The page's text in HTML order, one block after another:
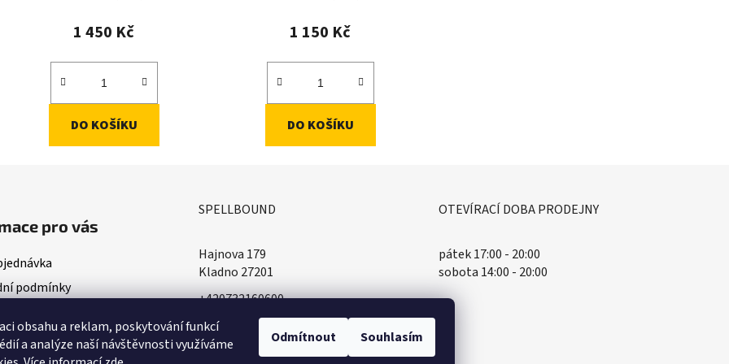
obsahu a reklam, poskytování funkcí
a analýze naší návštěvnosti využíváme
Odmítnout Souhlasím
1 450 Kč
DO KOŠÍKU
1 150 Kč
DO KOŠÍKU
pro vás
podmínky
ochrany osobních údajů
SPELLBOUND
Hajnova 179
Kladno 27201
+420732160600
​info@spellbound.cz
OTEVÍRACÍ DOBA PRODEJNY
pátek 17:00 - 20:00
sobota 14:00 - 20:00